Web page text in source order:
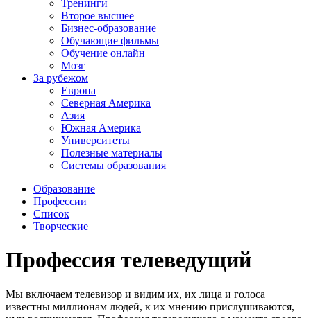
Тренинги
Второе высшее
Бизнес-образование
Обучающие фильмы
Обучение онлайн
Мозг
За рубежом
Европа
Северная Америка
Азия
Южная Америка
Университеты
Полезные материалы
Системы образования
Образование
Профессии
Список
Творческие
Профессия телеведущий
Мы включаем телевизор и видим их, их лица и голоса
известны миллионам людей, к их мнению прислушиваются,